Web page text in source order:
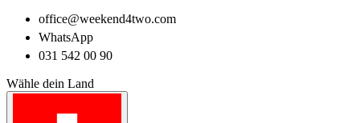
office@weekend4two.com
WhatsApp
031 542 00 90
Wähle dein Land